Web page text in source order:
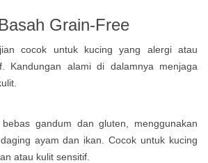
Grain-Free
cocok untuk kucing yang alergi atau
Kandungan alami di dalamnya menjaga
gandum dan gluten, menggunakan
ayam dan ikan. Cocok untuk kucing
atau kulit sensitif.